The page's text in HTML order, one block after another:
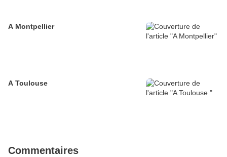
A Montpellier
A Toulouse
Commentaires